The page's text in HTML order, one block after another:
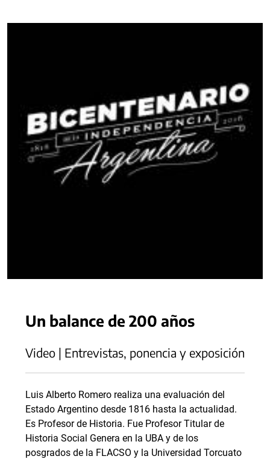
Un balance de 200 años
Video | Entrevistas, ponencia y exposición
Luis Alberto Romero realiza una evaluación del
Estado Argentino desde 1816 hasta la actualidad.
Es Profesor de Historia. Fue Profesor Titular de
Historia Social Genera en la UBA y de los
posgrados de la FLACSO y la Universidad Torcuato